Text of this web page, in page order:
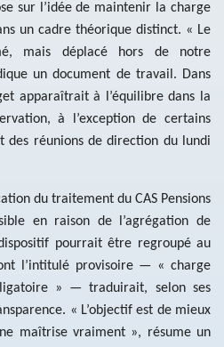
sur l’idée de maintenir la charge
un cadre théorique distinct. « Le
mais déplacé hors de notre
un document de travail. Dans
apparaîtrait à l’équilibre dans la
à l’exception de certains
des réunions de direction du lundi
du traitement du CAS Pensions
en raison de l’agrégation de
pourrait être regroupé au
l’intitulé provisoire — « charge
» — traduirait, selon ses
« L’objectif est de mieux
maîtrise vraiment », résume un